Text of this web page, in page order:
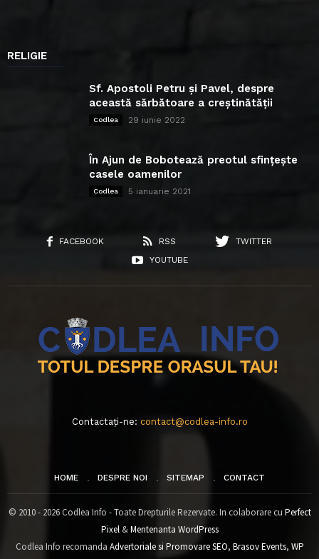
RELIGIE
Sf. Apostoli Petru și Pavel, despre
această sărbătoare a creștinătății
Codlea 29 iunie 2022
În Ajun de Bobotează preotul sfințește
casele oamenilor
Codlea 5 ianuarie 2021
FACEBOOK RSS
TWITTER
YOUTUBE
Contactați-ne: contact@codlea-info.ro
HOME DESPRE NOI SITEMAP CONTACT
© 2010 - 2026 Codlea Info - Toate Drepturile Rezervate. In colaborare cu Perfect
Pixel&Mentenanta WordPress
Codlea Info recomanda Advertoriale si Promovare SEO, Brasov Events, WP